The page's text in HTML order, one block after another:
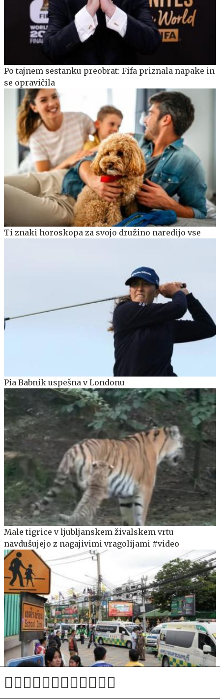
Po tajnem sestanku preobrat: Fifa priznala napake in
se opravičila
Ti znaki horoskopa za svojo družino naredijo vse
Pia Babnik uspešna v Londonu
Male tigrice v ljubljanskem živalskem vrtu
navdušujejo z nagajivimi vragolijami #video